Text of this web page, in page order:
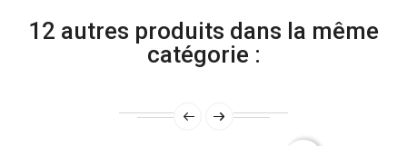
12 autres produits dans la même
catégorie :